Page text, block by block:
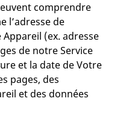
comprendre
l’adresse de
(ex. adresse
de notre Service
et la date de Votre
pages, des
et des données